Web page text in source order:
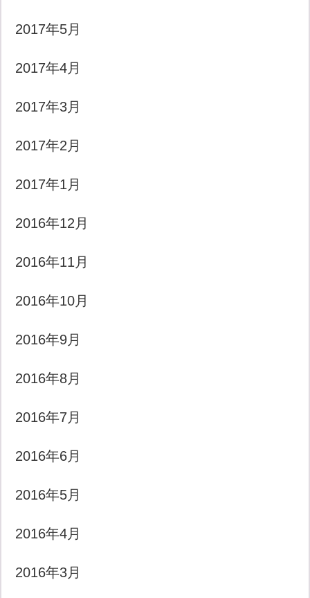
2017年5月
2017年4月
2017年3月
2017年2月
2017年1月
2016年12月
2016年11月
2016年10月
2016年9月
2016年8月
2016年7月
2016年6月
2016年5月
2016年4月
2016年3月